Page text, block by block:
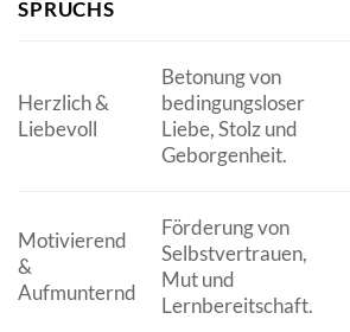
SPRUCHS
Herzlich &
Liebevoll
Betonung von
bedingungsloser
Liebe, Stolz und
Geborgenheit.
Motivierend
&
Aufmunternd
Förderung von
Selbstvertrauen,
Mut und
Lernbereitschaft.